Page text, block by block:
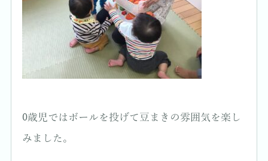
0歳児ではボールを投げて豆まきの雰囲気を楽し
みました。